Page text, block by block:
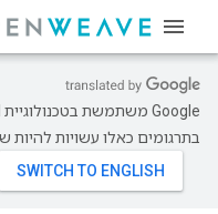
בתרגומים כאלו עשויות להיות